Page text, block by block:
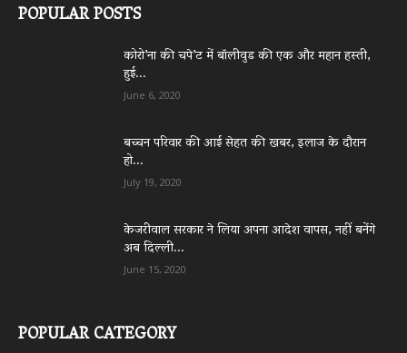
POPULAR POSTS
कोरो’ना की चपे’ट में बॉलीवुड की एक और महान हस्ती,
हुई...
June 6, 2020
बच्चन परिवार की आई सेहत की खबर, इलाज के दौरान
हो...
July 19, 2020
केजरीवाल सरकार ने लिया अपना आदेश वापस, नहीं बनेंगे
अब दिल्ली...
June 15, 2020
POPULAR CATEGORY